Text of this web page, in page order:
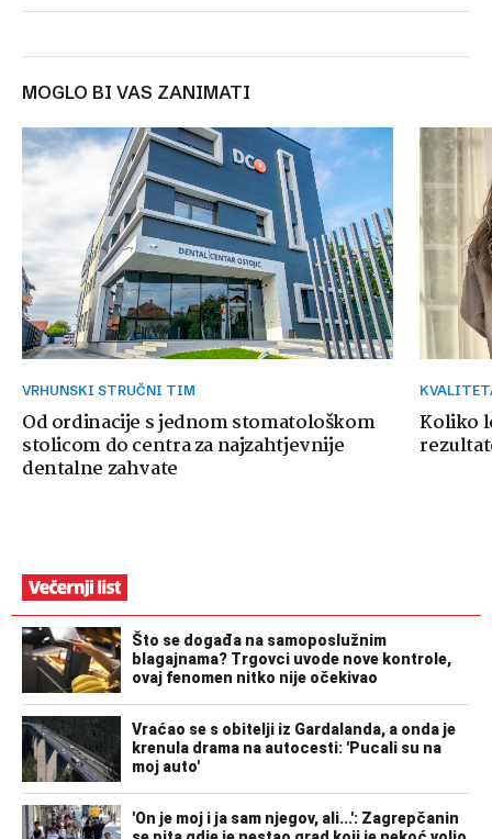
MOGLO BI VAS ZANIMATI
VRHUNSKI STRUČNI TIM
Od ordinacije s jednom stomatološkom
stolicom do centra za najzahtjevnije
dentalne zahvate
Koliko